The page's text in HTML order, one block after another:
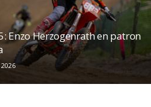
Enzo Herzogenrath en patron
2026